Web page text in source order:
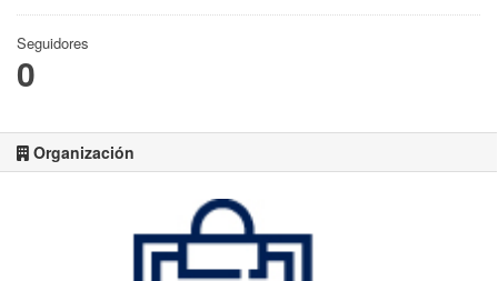
Seguidores
0
Organización